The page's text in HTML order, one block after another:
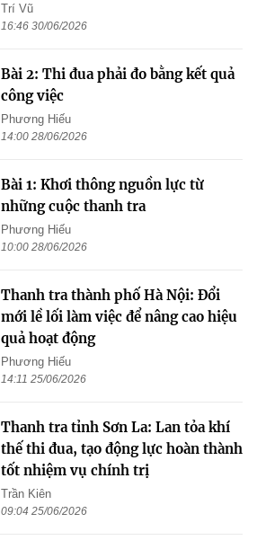
Trí Vũ
16:46 30/06/2026
Bài 2: Thi đua phải đo bằng kết quả
công việc
Phương Hiếu
14:00 28/06/2026
Bài 1: Khơi thông nguồn lực từ
những cuộc thanh tra
Phương Hiếu
10:00 28/06/2026
Thanh tra thành phố Hà Nội: Đổi
mới lề lối làm việc để nâng cao hiệu
quả hoạt động
Phương Hiếu
14:11 25/06/2026
Thanh tra tỉnh Sơn La: Lan tỏa khí
thế thi đua, tạo động lực hoàn thành
tốt nhiệm vụ chính trị
Trần Kiên
09:04 25/06/2026